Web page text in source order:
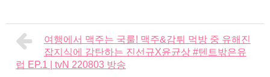
여행에서 맥주는 국룰! 맥주&감튀 먹방 중 유해진
잡지식에 감탄하는 진선규X윤균상 #텐트밖은유
럽 EP.1 | tvN 220803 방송